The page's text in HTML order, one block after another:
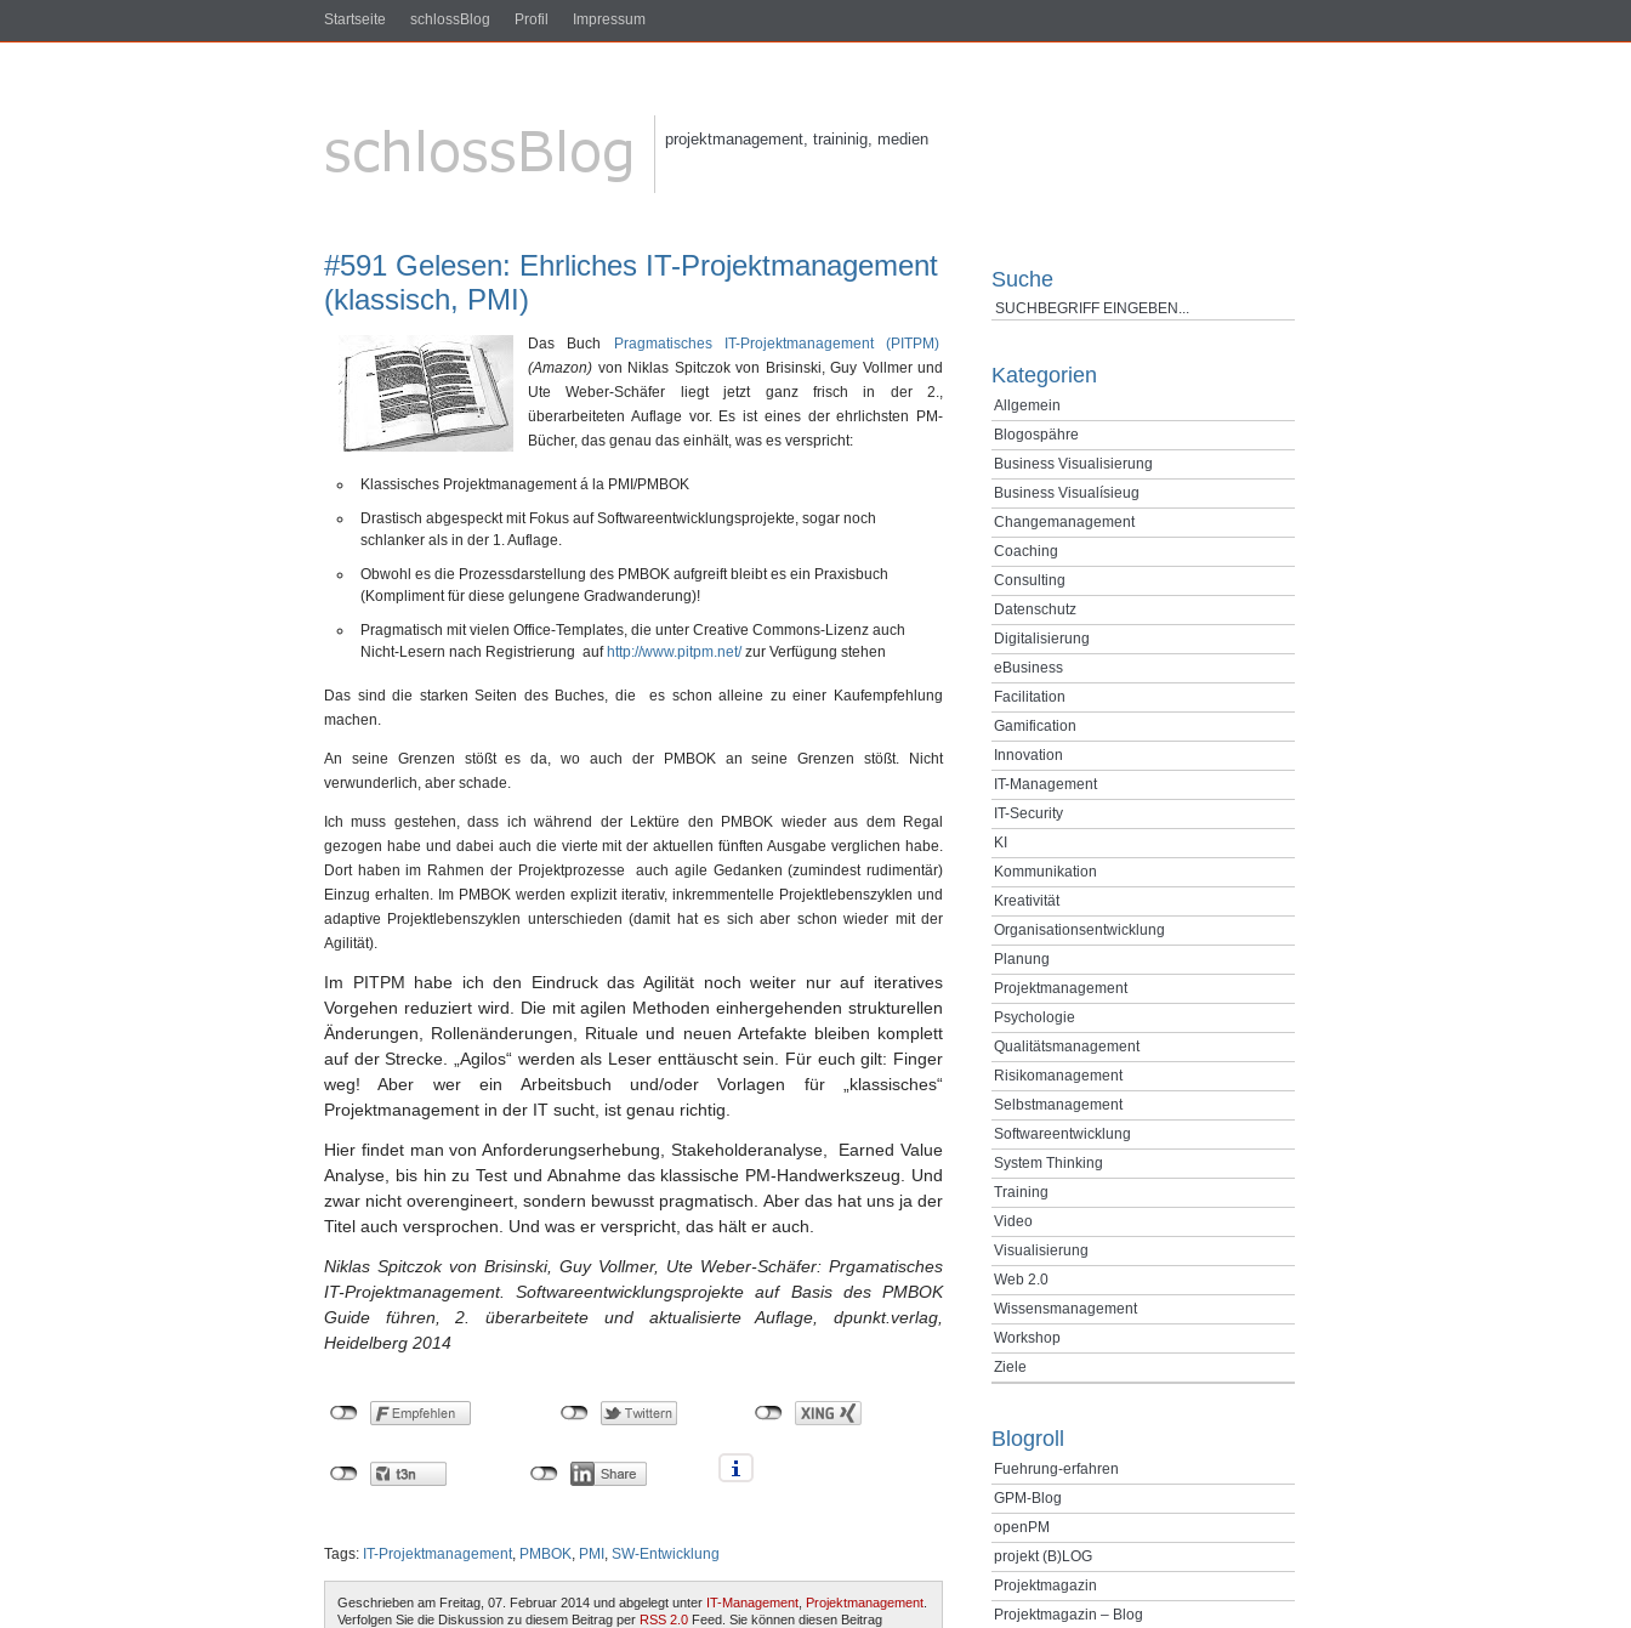
Startseite schlossBlog Profil Impressum
projektmanagement, traininig, medien
#591 Gelesen: Ehrliches IT-Projektmanagement
(klassisch, PMI)
Das Buch
Pragmatisches IT-Projektmanagement (PITPM)
(Amazon) von Niklas Spitczok von Brisinski, Guy Vollmer und
Ute Weber-Schäfer liegt jetzt ganz frisch in der 2.,
überarbeiteten Auflage vor. Es ist eines der ehrlichsten PM-
Bücher, das genau das einhält, was es verspricht:
Klassisches Projektmanagement á la PMI/PMBOK
Drastisch abgespeckt mit Fokus auf Softwareentwicklungsprojekte, sogar noch
schlanker als in der 1. Auflage.
Obwohl es die Prozessdarstellung des PMBOK aufgreift bleibt es ein Praxisbuch
(Kompliment für diese gelungene Gradwanderung)!
Pragmatisch mit vielen Office-Templates, die unter Creative Commons-Lizenz auch
Nicht-Lesern nach Registrierung auf http://www.pitpm.net/zur Verfügung stehen
Das sind die starken Seiten des Buches, die es schon alleine zu einer Kaufempfehlung
machen.
An seine Grenzen stößt es da, wo auch der PMBOK an seine Grenzen stößt. Nicht
verwunderlich, aber schade.
Ich muss gestehen, dass ich während der Lektüre den PMBOK wieder aus dem Regal
gezogen habe und dabei auch die vierte mit der aktuellen fünften Ausgabe verglichen habe.
Dort haben im Rahmen der Projektprozesse auch agile Gedanken (zumindest rudimentär)
Einzug erhalten. Im PMBOK werden explizit iterativ, inkremmentelle Projektlebenszyklen und
adaptive Projektlebenszyklen unterschieden (damit hat es sich aber schon wieder mit der
Agilität).
Im PITPM habe ich den Eindruck das Agilität noch weiter nur auf iteratives
Vorgehen reduziert wird. Die mit agilen Methoden einhergehenden strukturellen
Änderungen, Rollenänderungen, Rituale und neuen Artefakte bleiben komplett
auf der Strecke. „Agilos“ werden als Leser enttäuscht sein. Für euch gilt: Finger
weg! Aber wer ein Arbeitsbuch und/oder Vorlagen für „klassisches“
Projektmanagement in der IT sucht, ist genau richtig.
Hier findet man von Anforderungserhebung, Stakeholderanalyse, Earned Value
Analyse, bis hin zu Test und Abnahme das klassische PM-Handwerkszeug. Und
zwar nicht overengineert, sondern bewusst pragmatisch. Aber das hat uns ja der
Titel auch versprochen. Und was er verspricht, das hält er auch.
Niklas Spitczok von Brisinski, Guy Vollmer, Ute Weber-Schäfer: Prgamatisches
IT-Projektmanagement. Softwareentwicklungsprojekte auf Basis des PMBOK
Guide führen, 2. überarbeitete und aktualisierte Auflage, dpunkt.verlag,
Heidelberg 2014
Tags: IT-Projektmanagement, PMBOK, PMI , SW-Entwicklung
Geschrieben am Freitag, 07. Februar 2014 und abgelegt unter IT-Management Projektmanagement
Verfolgen Sie die Diskussion zu diesem Beitrag per RSS 2.0 Feed. Sie können diesen Beitrag
Suche
Kategorien
Allgemein
Blogospähre
Business Visualisierung
Business Visualísieug
Changemanagement
Coaching
Consulting
Datenschutz
Digitalisierung
eBusiness
Facilitation
Gamification
Innovation
IT-Management
IT-Security
KI
Kommunikation
Kreativität
Organisationsentwicklung
Planung
Projektmanagement
Psychologie
Qualitätsmanagement
Risikomanagement
Selbstmanagement
Softwareentwicklung
System Thinking
Training
Video
Visualisierung
Web 2.0
Wissensmanagement
Workshop
Ziele
Blogroll
Fuehrung-erfahren
GPM-Blog
openPM
projekt (B)LOG
Projektmagazin
Projektmagazin – Blog